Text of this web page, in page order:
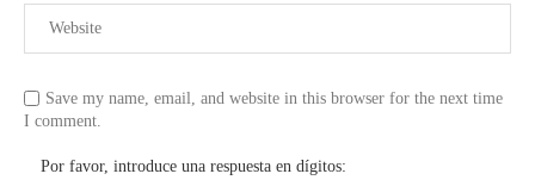
Save my name, email, and website in this browser for the next time
I comment.
Por favor, introduce una respuesta en dígitos: